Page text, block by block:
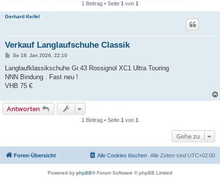
1 Beitrag • Seite 1 von 1
Gerhard Keifel
Verkauf Langlaufschuhe Classik
B
i
r
a
So 18. Jan 2026, 22:10
Langlaufklassikschuhe Gr.43 Rossignol XC1 Ultra Touring
NNN Bindung . Fast neu !
VHB 75 €
Antworten
1 Beitrag • Seite 1 von 1
Gehe zu
Foren-Übersicht Alle Zeiten sind UTC+02:00
Alle Cookies löschen
Powered by phpBB® Forum Software © phpBB Limited